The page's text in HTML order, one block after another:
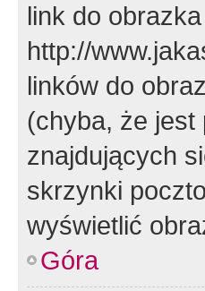
link do
http://
linków do
(chyba, że jest
znajdujących
skrzynki
wyświetlić
Góra